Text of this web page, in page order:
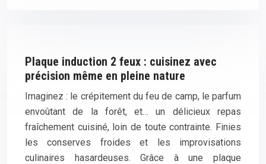
Plaque induction 2 feux : cuisinez avec
précision même en pleine nature
Imaginez : le crépitement du feu de camp, le parfum
envoûtant de la forêt, et… un délicieux repas
fraîchement cuisiné, loin de toute contrainte. Finies
les conserves froides et les improvisations
culinaires hasardeuses. Grâce à une plaque